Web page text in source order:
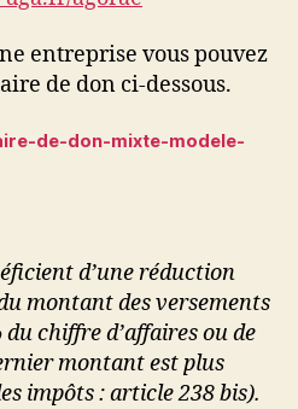
entreprise vous pouvez
de don ci-dessous.
de-don-mixte-modele-
d’une réduction
montant des versements
chiffre d’affaires ou de
montant est plus
impôts : article 238 bis).